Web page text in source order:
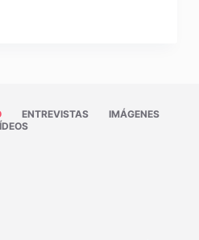
ENTREVISTAS
IMÁGENES